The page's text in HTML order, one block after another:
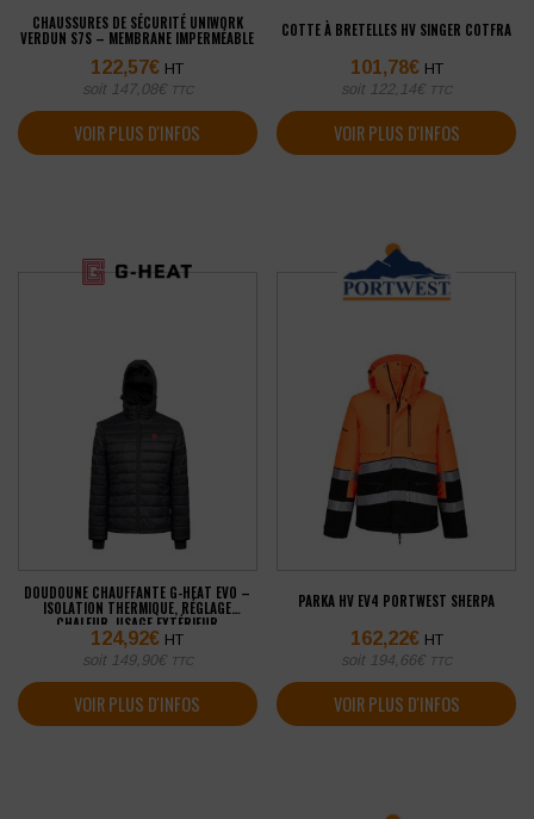
CHAUSSURES DE SÉCURITÉ UNIWORK
VERDUN S7S – MEMBRANE IMPERMÉABLE
122,57€ HT
soit 147,08€ TTC
VOIR PLUS D'INFOS
COTTE À BRETELLES HV SINGER COTFRA
101,78€ HT
soit 122,14€ TTC
VOIR PLUS D'INFOS
DOUDOUNE CHAUFFANTE G-HEAT EVO –
ISOLATION THERMIQUE, RÉGLAGE
CHALEUR, USAGE EXTÉRIEUR
124,92€ HT
soit 149,90€ TTC
VOIR PLUS D'INFOS
PARKA HV EV4 PORTWEST SHERPA
162,22€ HT
soit 194,66€ TTC
VOIR PLUS D'INFOS